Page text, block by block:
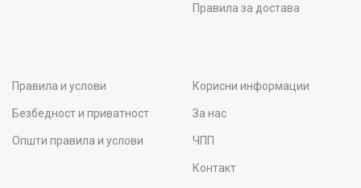
Правила за достава
Правила и услови
Безбедност и приватност
Општи правила и услови
Корисни информации
За нас
ЧПП
Контакт